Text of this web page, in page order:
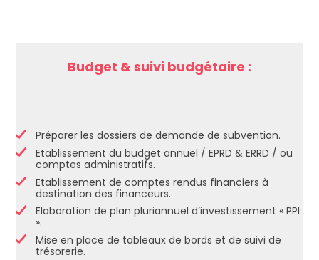
Budget & suivi budgétaire :
Préparer les dossiers de demande de subvention.
Etablissement du budget annuel / EPRD & ERRD / ou
comptes administratifs.
Etablissement de comptes rendus financiers à
destination des financeurs.
Elaboration de plan pluriannuel d’investissement « PPI
».
Mise en place de tableaux de bords et de suivi de
trésorerie.